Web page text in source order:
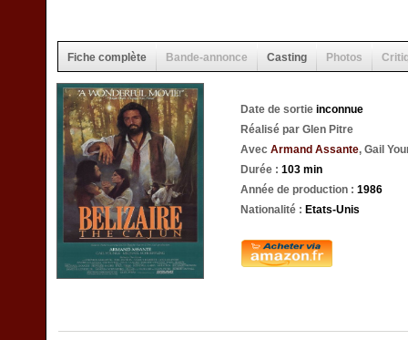
Fiche complète Bande-annonce Casting Photos
Date de sortie inconnue
Réalisé par Glen Pitre
Avec Armand Assante, Gail
Durée : 103 min
Année de production : 1986
Nationalité : Etats-Unis